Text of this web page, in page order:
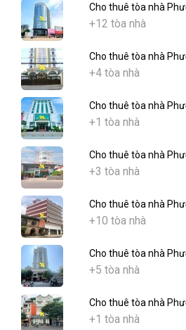
Cho thuê tòa nhà
+12 tòa nhà
Cho thuê tòa nhà
+4 tòa nhà
Cho thuê tòa nhà
+1 tòa nhà
Cho thuê tòa nhà
+3 tòa nhà
Cho thuê tòa nhà
+10 tòa nhà
Cho thuê tòa nhà
+5 tòa nhà
Cho thuê tòa nhà
+1 tòa nhà